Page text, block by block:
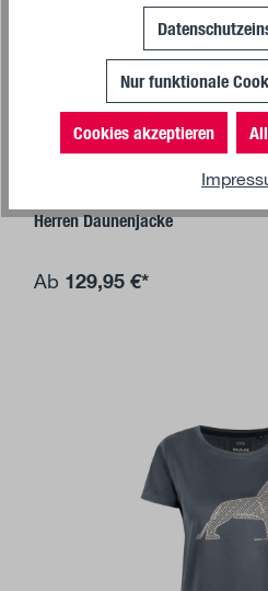
Details
MAN BLACK TEC COLLECTION
Herren Daunenjacke
Ab 129,95 €*
Nur funktionale
Cookies akzeptieren